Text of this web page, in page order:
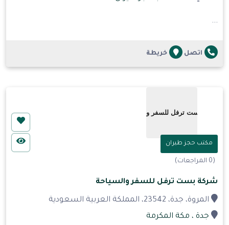
...
اتصل خريطة
مكتب حجز طيران
(0 المراجعات)
شركة بست ترفل للسفر والسياحة
المروة، جدة، 23542، المملكة العربية السعودية
جدة ، مكة المكرمة